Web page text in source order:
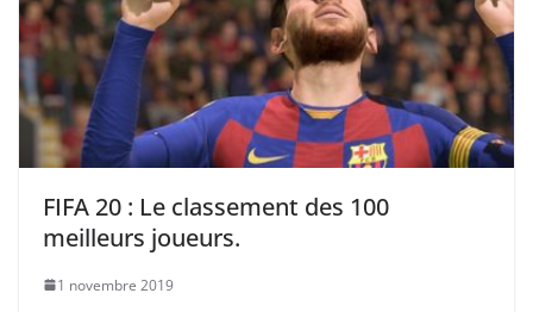
FIFA 20 : Le classement des 100
meilleurs joueurs.
1 novembre 2019